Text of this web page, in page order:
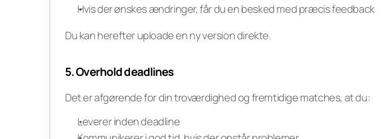
Hvis der ønskes ændringer, får du en besked med præcis feedback
Du kan herefter uploade en ny version direkte.
5. Overhold deadlines
Det er afgørende for din troværdighed og fremtidige matches, at du:
Leverer inden deadline